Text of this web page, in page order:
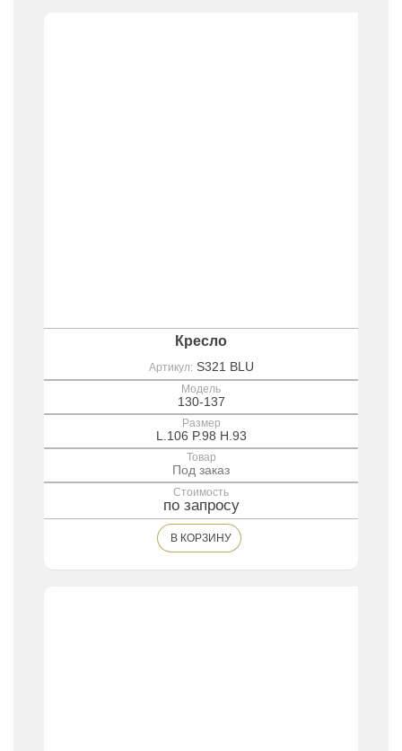
Кресло
Артикул: S321 BLU
Модель
130-137
Размер
L.106 P.98 H.93
Товар
Под заказ
Стоимость
по запросу
В КОРЗИНУ